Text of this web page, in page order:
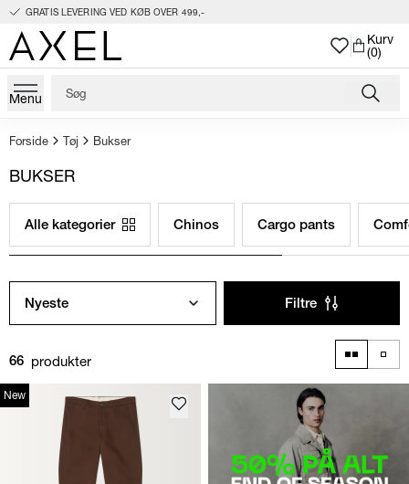
GRATIS LEVERING VED KØB OVER 499,-
Kurv
(0)
Menu
Forside Tøj Bukser
BUKSER
Alle kategorier Chinos Cargo pants
Nyeste Filtre
66 produkter
New